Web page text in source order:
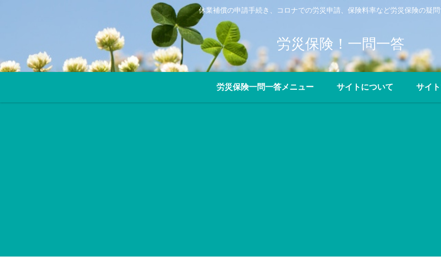
休業補償の申請手続き、コロナでの労災申請、保険料率など労災保険の疑問
労災保険！一問一答
労災保険一問一答メニュー サイトについて サイ